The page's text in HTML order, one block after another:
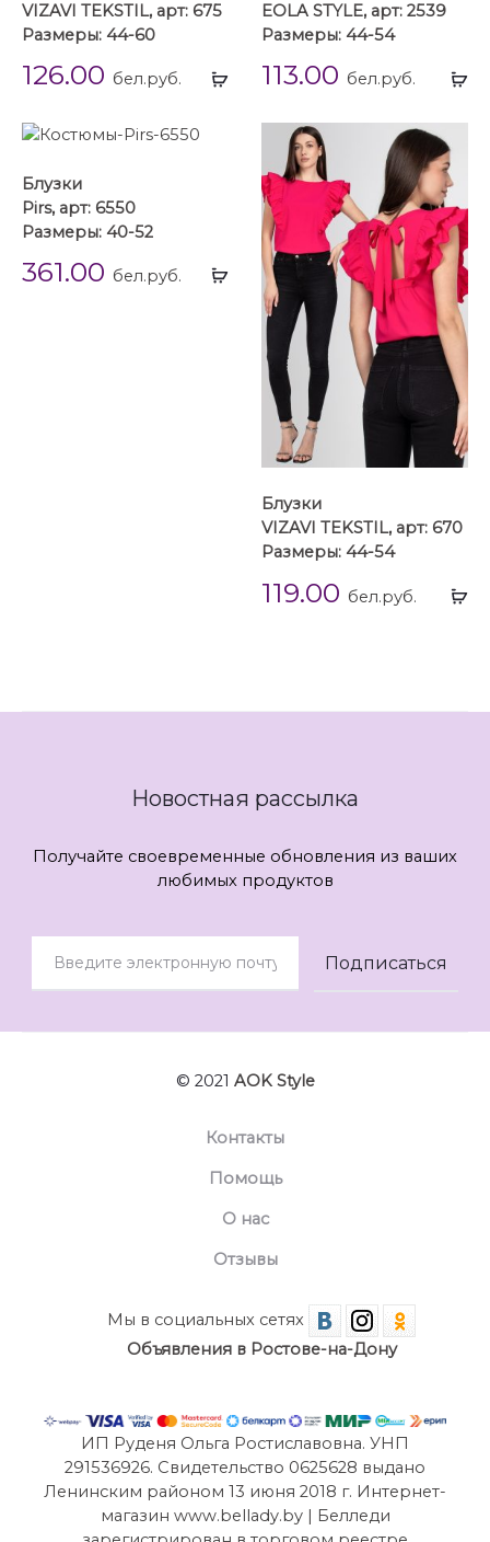
Выбрать
VIZAVI TEKSTIL, арт: 675
Размеры: 44-60
126.00 бел.руб.
EOLA STYLE, арт: 2539
Размеры: 44-54
113.00 бел.руб.
Выбрать
Блузки
Pirs, арт: 6550
Размеры: 40-52
361.00 бел.руб.
Блузки
VIZAVI TEKSTIL, арт: 670
Размеры: 44-54
119.00 бел.руб.
Новостная рассылка
Получайте своевременные обновления из ваших
любимых продуктов
© 2021 AOK Style
Контакты
Помощь
О нас
Отзывы
Мы в социальных сетях
Объявления в Ростове-на-Дону
ИП Руденя Ольга Ростиславовна. УНП
291536926. Свидетельство 0625628 выдано
Ленинским районом 13 июня 2018 г. Интернет-
магазин www.bellady.by | Белледи